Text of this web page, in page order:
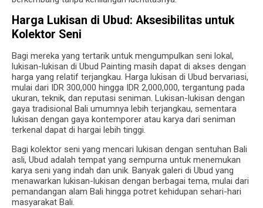
Harga Lukisan di Ubud: Aksesibilitas untuk
Kolektor Seni
Bagi mereka yang tertarik untuk mengumpulkan seni lokal,
lukisan-lukisan di Ubud Painting masih dapat di akses dengan
harga yang relatif terjangkau. Harga lukisan di Ubud bervariasi,
mulai dari IDR 300,000 hingga IDR 2,000,000, tergantung pada
ukuran, teknik, dan reputasi seniman. Lukisan-lukisan dengan
gaya tradisional Bali umumnya lebih terjangkau, sementara
lukisan dengan gaya kontemporer atau karya dari seniman
terkenal dapat di hargai lebih tinggi.
Bagi kolektor seni yang mencari lukisan dengan sentuhan Bali
asli, Ubud adalah tempat yang sempurna untuk menemukan
karya seni yang indah dan unik. Banyak galeri di Ubud yang
menawarkan lukisan-lukisan dengan berbagai tema, mulai dari
pemandangan alam Bali hingga potret kehidupan sehari-hari
masyarakat Bali.